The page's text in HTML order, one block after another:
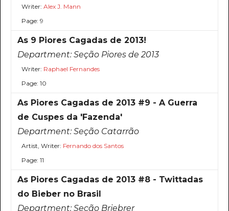
Writer: Alex J. Mann
Page: 9
As 9 Piores Cagadas de 2013!
Department:Seção Piores de 2013
Writer: Raphael Fernandes
Page: 10
As Piores Cagadas de 2013 #9 - A Guerra
de Cuspes da 'Fazenda'
Department:Seção Catarrão
Artist, Writer: Fernando dos Santos
Page: 11
As Piores Cagadas de 2013 #8 - Twittadas
do Bieber no Brasil
Department:Seção Briebrer